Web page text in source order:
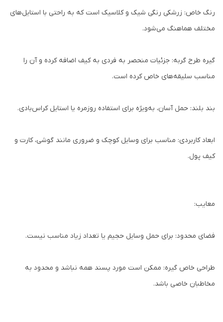
رنگ خاص: زرشکی رنگی شیک و کلاسیک است که به راحتی با استایل‌های
مختلف هماهنگ می‌شود.
گیره طرح گربه: جزئیات منحصر به فردی به کیف اضافه کرده و آن را
مناسب سلیقه‌های خاص کرده است.
بند بلند: حمل آسان، به‌ویژه برای استفاده روزمره یا استایل کراس‌بادی.
ابعاد کاربردی: مناسب برای وسایل کوچک و ضروری مانند گوشی، کارت و
کیف پول.
معایب:
فضای محدود: برای حمل وسایل حجیم یا تعداد زیاد مناسب نیست.
طراحی خاص گیره: ممکن است مورد پسند همه نباشد و محدود به
مخاطبان خاصی باشد.